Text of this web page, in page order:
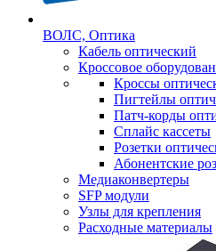
ВОЛС, Оптика
Кабель оптический
Кроссовое
Кроссы
Пигтейлы
Патч-корды
Сплайс кассеты
Розетки
Абонентские
Медиаконвертеры
SFP модули
Узлы для крепления
Расходные материалы